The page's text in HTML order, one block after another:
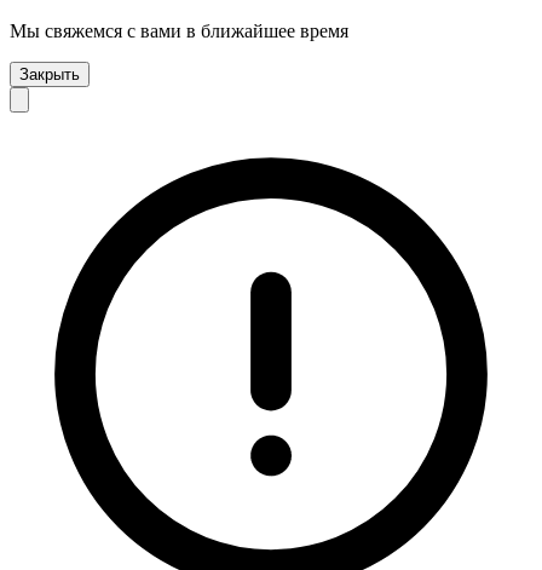
Мы свяжемся с вами в ближайшее время
Закрыть